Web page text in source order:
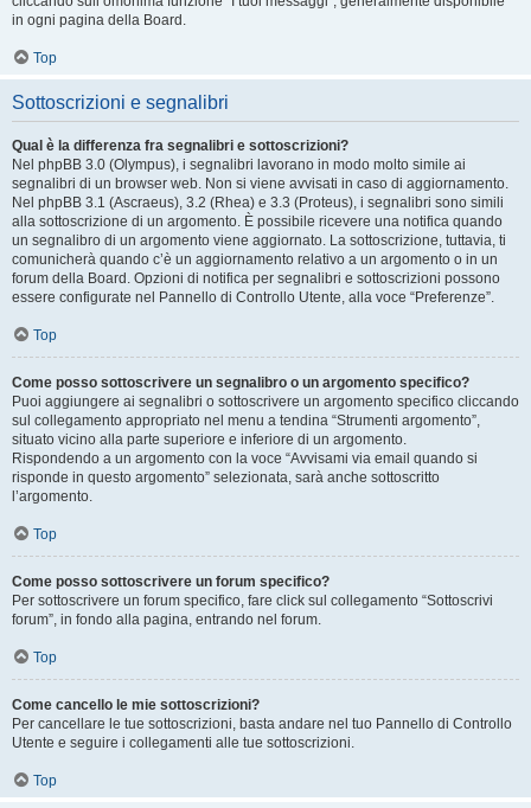
in ogni pagina della Board.
Top
Sottoscrizioni e segnalibri
Qual è la differenza fra segnalibri e sottoscrizioni?
Nel phpBB 3.0 (Olympus), i segnalibri lavorano in modo molto simile ai
segnalibri di un browser web. Non si viene avvisati in caso di aggiornamento.
Nel phpBB 3.1 (Ascraeus), 3.2 (Rhea) e 3.3 (Proteus), i segnalibri sono simili
alla sottoscrizione di un argomento. È possibile ricevere una notifica quando
un segnalibro di un argomento viene aggiornato. La sottoscrizione, tuttavia, ti
comunicherà quando c’è un aggiornamento relativo a un argomento o in un
forum della Board. Opzioni di notifica per segnalibri e sottoscrizioni possono
essere configurate nel Pannello di Controllo Utente, alla voce “Preferenze”.
Top
Come posso sottoscrivere un segnalibro o un argomento specifico?
Puoi aggiungere ai segnalibri o sottoscrivere un argomento specifico cliccando
sul collegamento appropriato nel menu a tendina “Strumenti argomento”,
situato vicino alla parte superiore e inferiore di un argomento.
Rispondendo a un argomento con la voce “Avvisami via email quando si
risponde in questo argomento” selezionata, sarà anche sottoscritto
l’argomento.
Top
Come posso sottoscrivere un forum specifico?
Per sottoscrivere un forum specifico, fare click sul collegamento “Sottoscrivi
forum”, in fondo alla pagina, entrando nel forum.
Top
Come cancello le mie sottoscrizioni?
Per cancellare le tue sottoscrizioni, basta andare nel tuo Pannello di Controllo
Utente e seguire i collegamenti alle tue sottoscrizioni.
Top